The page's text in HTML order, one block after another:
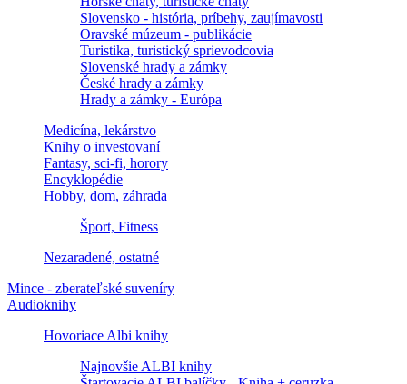
Slovensko - história, príbehy, zaujímavosti
Oravské múzeum - publikácie
Turistika, turistický sprievodcovia
Slovenské hrady a zámky
České hrady a zámky
Hrady a zámky - Európa
Medicína, lekárstvo
Knihy o investovaní
Fantasy, sci-fi, horory
Encyklopédie
Hobby, dom, záhrada
Šport, Fitness
Nezaradené, ostatné
Mince - zberateľské suveníry
Audioknihy
Hovoriace Albi knihy
Najnovšie ALBI knihy